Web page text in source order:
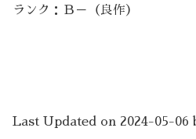
ランク：Ｂ－（良作）
Last Updated on 2024-05-06